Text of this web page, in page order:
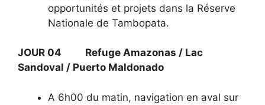
opportunités et projets dans la Réserve
Nationale de Tambopata.
JOUR 04 Refuge Amazonas / Lac
Sandoval / Puerto Maldonado
A 6h00 du matin, navigation en aval sur